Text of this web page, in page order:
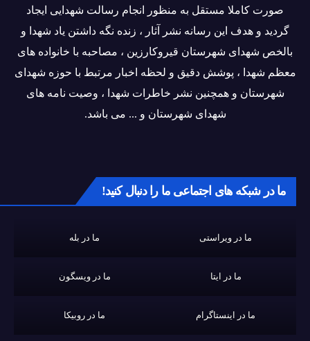
صورت کاملا مستقل به منظور انجام رسالت شهدایی ایجاد
گردید و هدف این رسانه نشر آثار ، زنده نگه داشتن یاد شهدا و
بالخص شهدای شهرستان قیروکارزین ، مصاحبه با خانواده های
معظم شهدا ، پوشش دقیق و لحظه اخبار مرتبط با حوزه شهدای
شهرستان و همچنین نشر خاطرات شهدا ، وصیت نامه های
شهدای شهرستان و ... می باشد.
ما در شبکه های اجتماعی ما را دنبال کنید!
ما در ویراستی ما در بله
ما در ایتا ما در ویسگون
ما در اینستاگرام ما در روبیکا